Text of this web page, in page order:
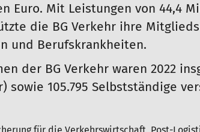
Euro. Mit Leistungen von 44,4
die BG Verkehr ihre
und Berufskrankheiten.
der BG Verkehr waren 2022
sowie 105.795 Selbstständige
für die Verkehrswirtschaft, Post-